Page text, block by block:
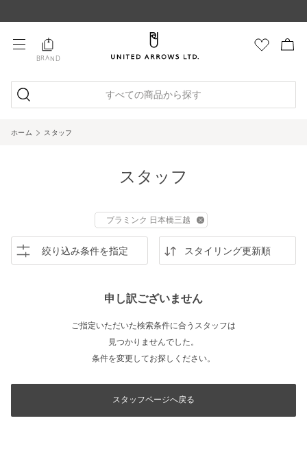
BRAND
すべての商品から探す
ホーム スタッフ
スタッフ
ブラミンク 日本橋三越
絞り込み条件を指定 スタイリング更新順
申し訳ございません
ご指定いただいた検索条件に合うスタッフは
見つかりませんでした。
条件を変更してお探しください。
スタッフページへ戻る